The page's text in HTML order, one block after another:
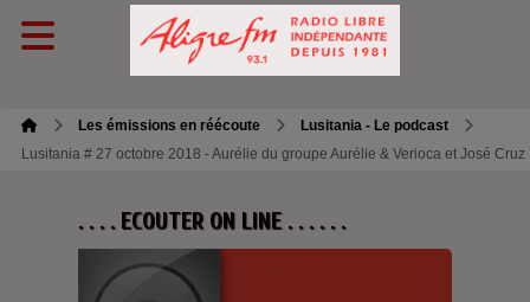
Les émissions en réécoute
Lusitania - Le podcast
Lusitania # 27 octobre 2018 - Aurélie du groupe Aurélie & Verioca et José Cruz
. . . . ECOUTER ON LINE . . . . . .